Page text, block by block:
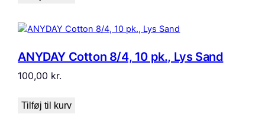
ANYDAY Cotton 8/4, 10 pk., Lys Sand
100,00 kr.
Tilføj til kurv